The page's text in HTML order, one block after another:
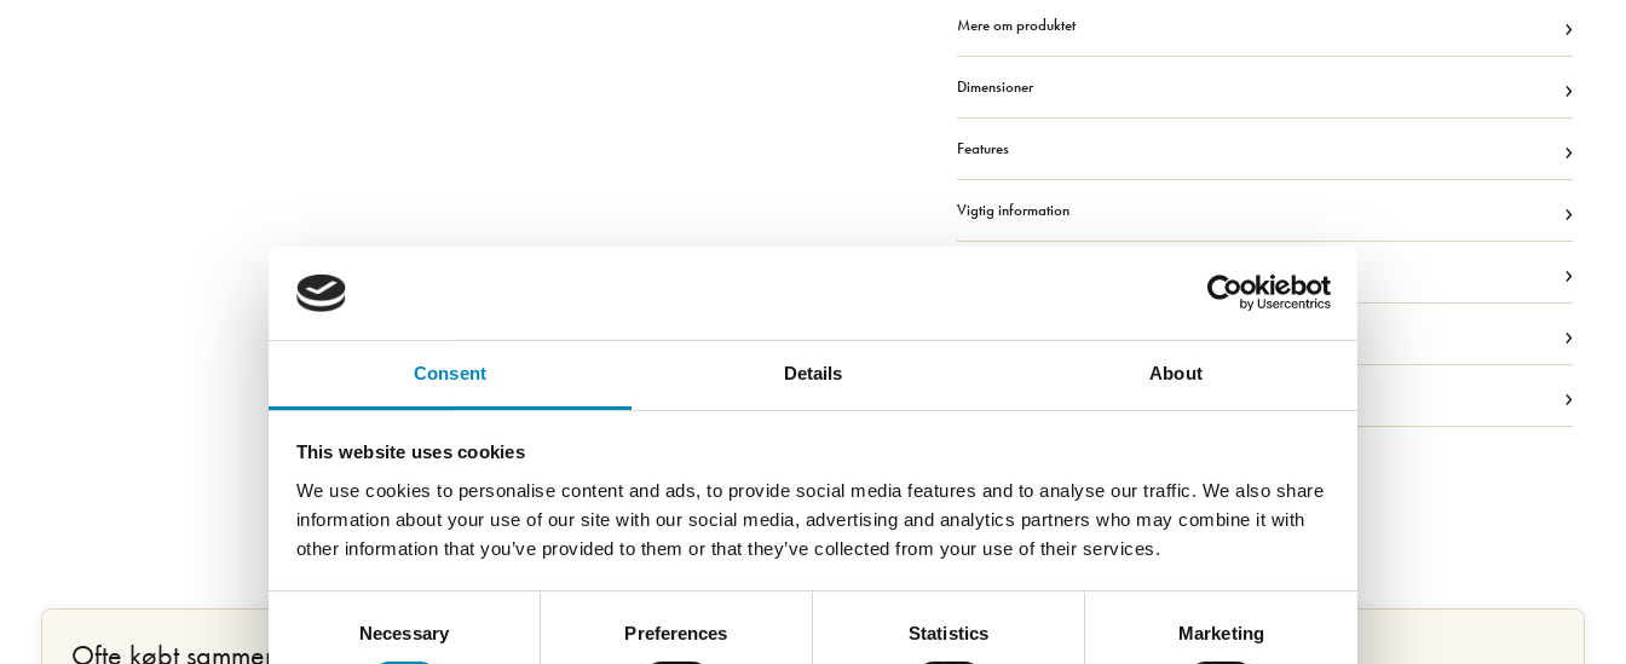
Consent Details About
This website uses cookies
We use cookies to personalise content and ads, to provide social media features and to analyse our traffic. We also share
information about your use of our site with our social media, advertising and analytics partners who may combine it with
other information that you’ve provided to them or that they’ve collected from your use of their services.
Consent
Necessary Preferences Statistics Marketing
Mere om produktet ›
Dimensioner ›
Features ›
Vigtig information ›
›
›
›
Ofte købt sammen